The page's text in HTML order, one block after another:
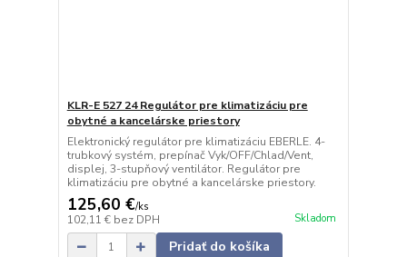
KLR-E 527 24 Regulátor pre klimatizáciu pre
obytné a kancelárske priestory
Elektronický regulátor pre klimatizáciu EBERLE. 4-
trubkový systém, prepínač Vyk/OFF/Chlad/Vent,
displej, 3-stupňový ventilátor. Regulátor pre
klimatizáciu pre obytné a kancelárske priestory.
125,60 €/ks
102,11 € bez DPH Skladom
Pridať do košíka